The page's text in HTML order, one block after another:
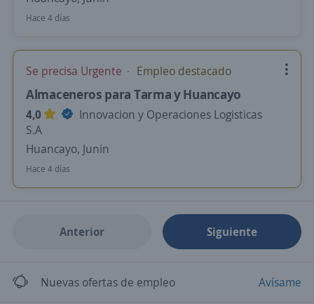
Hace 4 días
Se precisa Urgente Empleo destacado
Almaceneros para Tarma y Huancayo
4,0
Innovacion y Operaciones Logisticas
S.A
Huancayo, Junin
Hace 4 días
Anterior Siguiente
Nuevas ofertas de empleo Avísame